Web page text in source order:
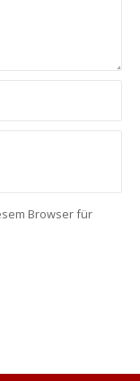
Browser für